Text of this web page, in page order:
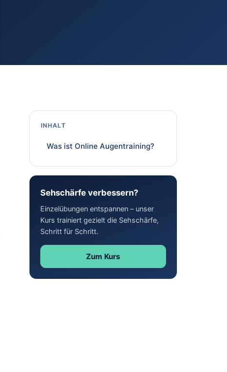
INHALT
Was ist Online Augentraining?
Sehschärfe verbessern?
Einzelübungen entspannen – unser
Kurs trainiert gezielt die Sehschärfe,
Schritt für Schritt.
Zum Kurs